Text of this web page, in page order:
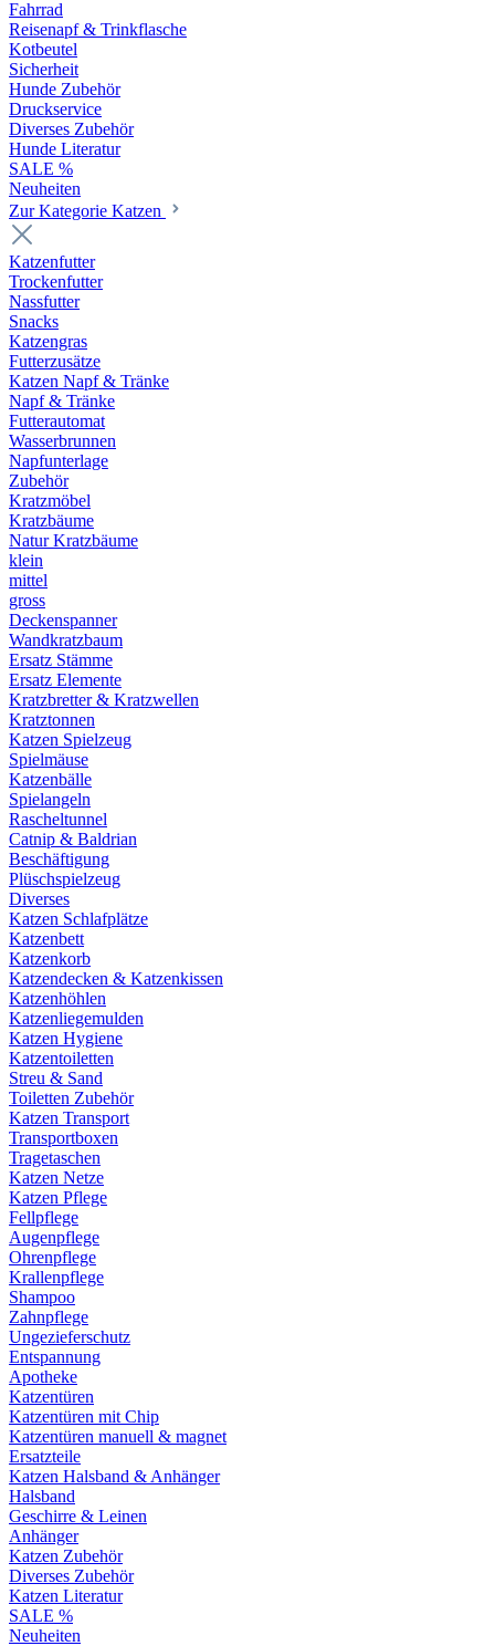
Fahrrad
Reisenapf & Trinkflasche
Kotbeutel
Sicherheit
Hunde Zubehör
Druckservice
Diverses Zubehör
Hunde Literatur
SALE %
Neuheiten
Zur Kategorie Katzen
Katzenfutter
Trockenfutter
Nassfutter
Snacks
Katzengras
Futterzusätze
Katzen Napf & Tränke
Napf & Tränke
Futterautomat
Wasserbrunnen
Napfunterlage
Zubehör
Kratzmöbel
Kratzbäume
Natur Kratzbäume
klein
mittel
gross
Deckenspanner
Wandkratzbaum
Ersatz Stämme
Ersatz Elemente
Kratzbretter & Kratzwellen
Kratztonnen
Katzen Spielzeug
Spielmäuse
Katzenbälle
Spielangeln
Rascheltunnel
Catnip & Baldrian
Beschäftigung
Plüschspielzeug
Diverses
Katzen Schlafplätze
Katzenbett
Katzenkorb
Katzendecken & Katzenkissen
Katzenhöhlen
Katzenliegemulden
Katzen Hygiene
Katzentoiletten
Streu & Sand
Toiletten Zubehör
Katzen Transport
Transportboxen
Tragetaschen
Katzen Netze
Katzen Pflege
Fellpflege
Augenpflege
Ohrenpflege
Krallenpflege
Shampoo
Zahnpflege
Ungezieferschutz
Entspannung
Apotheke
Katzentüren
Katzentüren mit Chip
Katzentüren manuell & magnet
Ersatzteile
Katzen Halsband & Anhänger
Halsband
Geschirre & Leinen
Anhänger
Katzen Zubehör
Diverses Zubehör
Katzen Literatur
SALE %
Neuheiten